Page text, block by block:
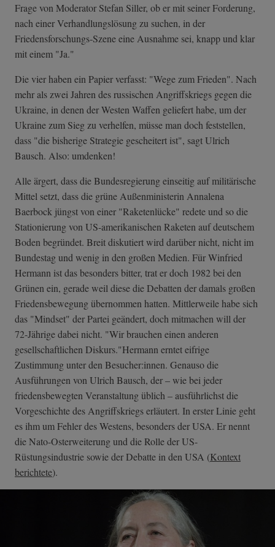
Frage von Moderator Stefan Siller, ob er mit seiner Forderung,
nach einer Verhandlungslösung zu suchen, in der
Friedensforschungs-Szene eine Ausnahme sei, knapp und klar
mit einem "Ja."
Die vier haben ein Papier verfasst: "Wege zum Frieden". Nach
mehr als zwei Jahren des russischen Angriffskriegs gegen die
Ukraine, in denen der Westen Waffen geliefert habe, um der
Ukraine zum Sieg zu verhelfen, müsse man doch feststellen,
dass "die bisherige Strategie gescheitert ist", sagt Ulrich
Bausch. Also: umdenken!
Alle ärgert, dass die Bundesregierung einseitig auf militärische
Mittel setzt, dass die grüne Außenministerin Annalena
Baerbock jüngst von einer "Raketenlücke" redete und so die
Stationierung von US-amerikanischen Raketen auf deutschem
Boden begründet. Breit diskutiert wird darüber nicht, nicht im
Bundestag und wenig in den großen Medien. Für Winfried
Hermann ist das besonders bitter, trat er doch 1982 bei den
Grünen ein, gerade weil diese die Debatten der damals großen
Friedensbewegung übernommen hatten. Mittlerweile habe sich
das "Mindset" der Partei geändert, doch mitmachen will der
72-Jährige dabei nicht. "Wir brauchen einen anderen
gesellschaftlichen Diskurs."Hermann erntet eifrige
Zustimmung unter den Besucher:innen. Genauso die
Ausführungen von Ulrich Bausch, der – wie bei jeder
friedensbewegten Veranstaltung üblich – ausführlichst die
Vorgeschichte des Angriffskriegs erläutert. In erster Linie geht
es ihm um Fehler des Westens, besonders der USA. Er nennt
die Nato-Osterweiterung und die Rolle der US-
Rüstungsindustrie sowie der Debatte in den USA (Kontext
berichtete).